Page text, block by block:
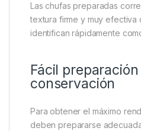
Las chufas preparadas
textura firme y muy efectiva
identifican rápidamente
Fácil
conservación
Para obtener el máximo
deben prepararse